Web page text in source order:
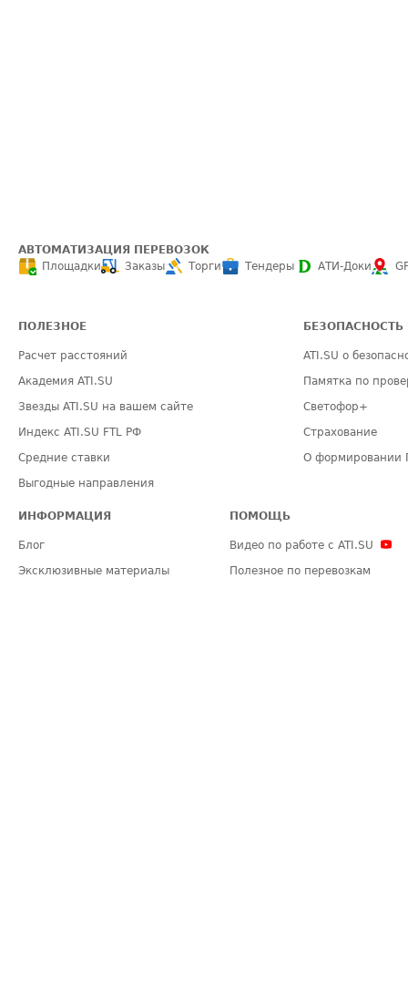
АВТОМАТИЗАЦИЯ ПЕРЕВОЗОК
Площадки
Заказы Торги Тендеры АТИ-Доки
ПОЛЕЗНОЕ
Расчет расстояний
Академия ATI.SU
Звезды ATI.SU на вашем сайте
Индекс ATI.SU FTL РФ
Средние ставки
Выгодные направления
БЕЗОПАСНОСТЬ
ATI.SU о
Памятка по
Светофор+
Страхование
О формировании
ИНФОРМАЦИЯ
Блог
Эксклюзивные материалы
ПОМОЩЬ
Видео по работе с ATI.SU
Полезное по перевозкам